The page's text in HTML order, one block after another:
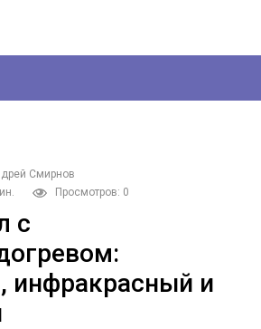
Смирнов
Просмотров: 0
с
инфракрасный и